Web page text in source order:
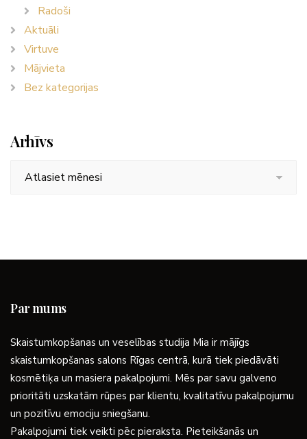
Radoši
Aktuāli
Virtuve
Mājvieta
Bez kategorijas
Arhīvs
Par mums
Skaistumkopšanas un veselības studija Mia ir mājīgs
skaistumkopšanas salons Rīgas centrā, kurā tiek piedāvāti
kosmētiķa un masiera pakalpojumi. Mēs par savu galveno
prioritāti uzskatām rūpes par klientu, kvalitatīvu pakalpojumu
un pozitīvu emociju sniegšanu.
Pakalpojumi tiek veikti pēc pieraksta. Pieteikšanās un